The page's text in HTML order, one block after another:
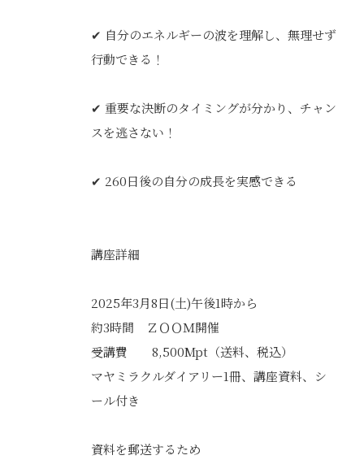
✔ 自分のエネルギーの波を理解し、無理せず
行動できる！
✔ 重要な決断のタイミングが分かり、チャン
スを逃さない！
✔ 260日後の自分の成長を実感できる
講座詳細
2025年3月8日(土)午後1時から
約3時間 ＺＯＯＭ開催
受講費 8,500Mpt（送料、税込）
マヤミラクルダイアリー1冊、講座資料、シ
ール付き
資料を郵送するため